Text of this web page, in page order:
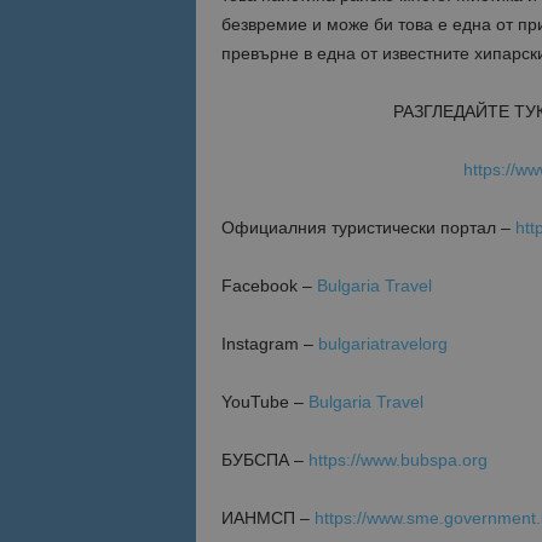
безвремие и може би това е една от
превърне в една от известните
РАЗГЛЕДАЙТЕ
https://
Oфициалния туристически портал –
Facebook – Bulgaria Travel
Instagram – bulgariatravelorg
YouTube – Bulgaria Travel
БУБСПА – https://www.bubspa.org
ИАНМСП – https://
Име
is_visitor_unique
Име